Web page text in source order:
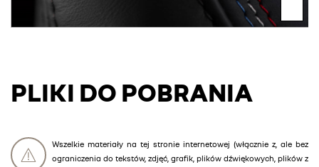
PLIKI DO POBRANIA
Wszelkie materiały na tej stronie internetowej (włącznie z, ale bez
ograniczenia do tekstów, zdjęć, grafik, plików dźwiękowych, plików z